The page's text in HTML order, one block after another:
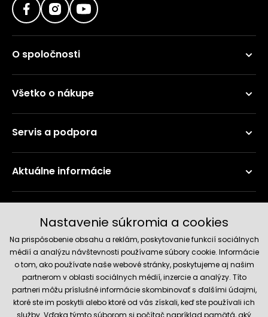
O spoločnosti
Všetko o nákupe
Servis a podpora
Aktuálne informácie
Nastavenie súkromia a cookies
Na prispôsobenie obsahu a reklám, poskytovanie funkcií sociálnych
médií a analýzu návštevnosti používame súbory cookie. Informácie
o tom, ako používate naše webové stránky, poskytujeme aj našim
partnerom v oblasti sociálnych médií, inzercie a analýzy. Títo
partneri môžu príslušné informácie skombinovať s ďalšími údajmi,
ktoré ste im poskytli alebo ktoré od vás získali, keď ste používali ich
služby. Vďaka týmto súborom si počítač napríklad pamätá, aký